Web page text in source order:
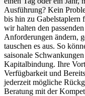
Ausführung? Kein
bis hin zu Gabelstaplern
wir halten den
Anforderungen ändern,
tauschen es aus. So
saisonale
Kapitalbindung. Ihre
Verfügbarkeit und
jederzeit mögliche
Beratung mit der